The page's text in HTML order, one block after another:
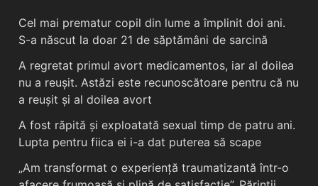
Cel mai prematur copil din lume a împlinit doi ani.
S-a născut la doar 21 de săptămâni de sarcină
A regretat primul avort medicamentos, iar al doilea
nu a reușit. Astăzi este recunoscătoare pentru că nu
a reușit și al doilea avort
A fost răpită și exploatată sexual timp de patru ani.
Lupta pentru fiica ei i-a dat puterea să scape
„Am transformat o experiență traumatizantă într-o